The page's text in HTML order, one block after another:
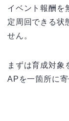
イベント報酬を
定周回できる状
せん。
まずは育成対象
APを一箇所に寄